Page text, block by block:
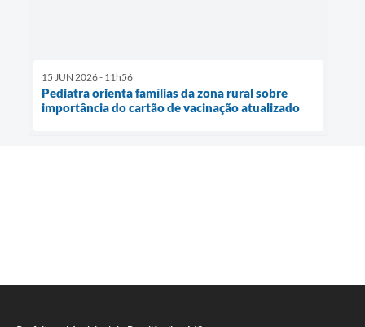
15 JUN 2026 - 11h56
Pediatra orienta famílias da zona rural sobre
importância do cartão de vacinação atualizado